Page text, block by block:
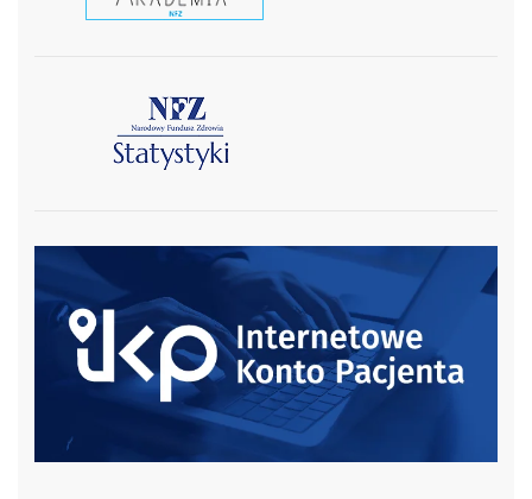
czytaj więcej
czytaj więcej